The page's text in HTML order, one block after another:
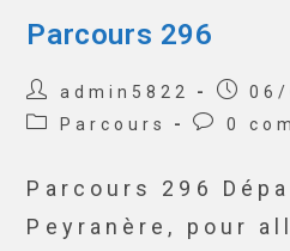
Parcours 296
admin5822
Parcours
0
Parcours 296
Peyranère, pour